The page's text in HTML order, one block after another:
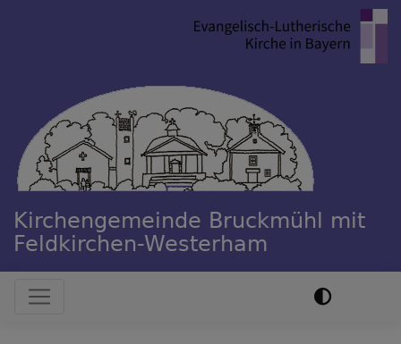
Kirchengemeinde Bruckmühl mit
Feldkirchen-Westerham
Hauptnavigation